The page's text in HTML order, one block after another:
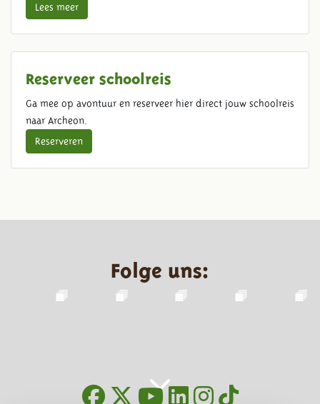
Lees meer
Reserveer schoolreis
Ga mee op avontuur en reserveer hier direct jouw schoolreis
naar Archeon.
Reserveren
Folge uns: